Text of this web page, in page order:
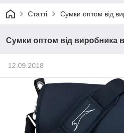
Статті Сумки оптом від
Сумки оптом від виробника в
12.09.2018